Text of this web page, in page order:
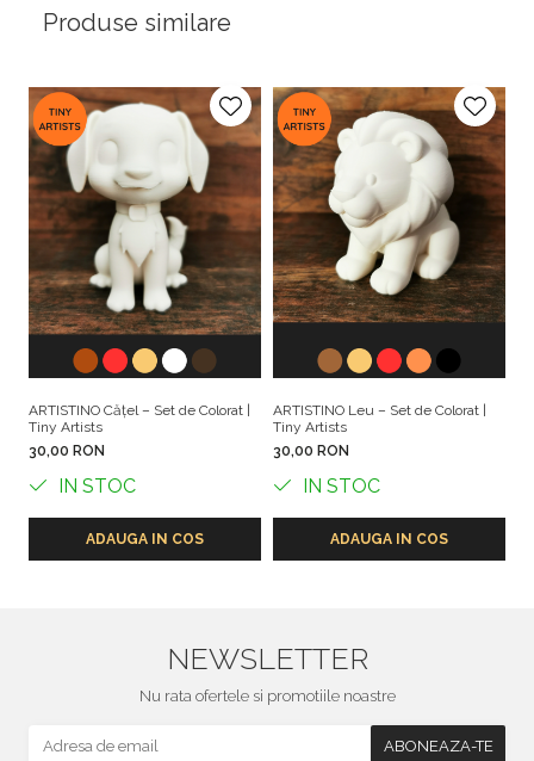
Produse similare
ARTISTINO Cățel – Set de Colorat |
Tiny Artists
30,00 RON
IN STOC
ADAUGA IN COS
ARTISTINO Leu – Set de Colorat |
Tiny Artists
30,00 RON
IN STOC
ADAUGA IN COS
NEWSLETTER
Nu rata ofertele si promotiile noastre